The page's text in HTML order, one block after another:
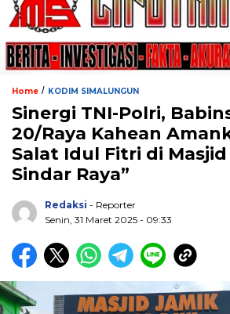
Home / KODIM SIMALUNGUN
Sinergi TNI-Polri,
20/Raya Kahean
Salat Idul Fitri di
Sindar Raya”
Redaksi - Reporter
Senin, 31 Maret 2025 - 09:33